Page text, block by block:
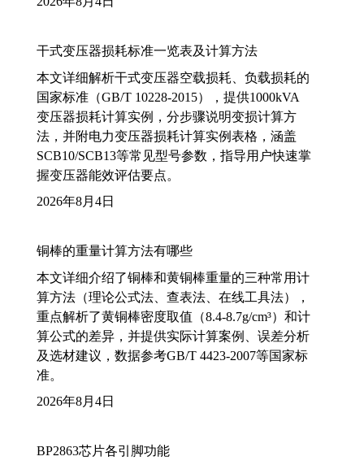
干式变压器损耗标准一览表及计算方法
本文详细解析干式变压器空载损耗、负载损耗的
国家标准（GB/T 10228-2015），提供1000kVA
变压器损耗计算实例，分步骤说明变损计算方
法，并附电力变压器损耗计算实例表格，涵盖
SCB10/SCB13等常见型号参数，指导用户快速掌
握变压器能效评估要点。
2026年8月4日
铜棒的重量计算方法有哪些
本文详细介绍了铜棒和黄铜棒重量的三种常用计
算方法（理论公式法、查表法、在线工具法），
重点解析了黄铜棒密度取值（8.4-8.7g/cm³）和计
算公式的差异，并提供实际计算案例、误差分析
及选材建议，数据参考GB/T 4423-2007等国家标
准。
2026年8月4日
BP2863芯片各引脚功能